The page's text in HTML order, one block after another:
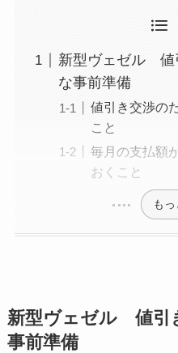
新型ヴェゼル 値
な事前準備
値引き交渉の
こと
毎月の支払額
おくこと
も
新型ヴェゼル 値引
事前準備